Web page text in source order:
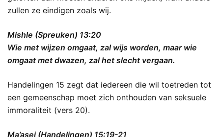
zullen ze eindigen zoals wij.
Mishle (Spreuken) 13:20
Wie met wijzen omgaat, zal wijs worden, maar wie
omgaat met dwazen, zal het slecht vergaan.
Handelingen 15 zegt dat iedereen die wil toetreden tot
een gemeenschap moet zich onthouden van seksuele
immoraliteit (vers 20).
Ma’asei (Handelingen) 15:19-21